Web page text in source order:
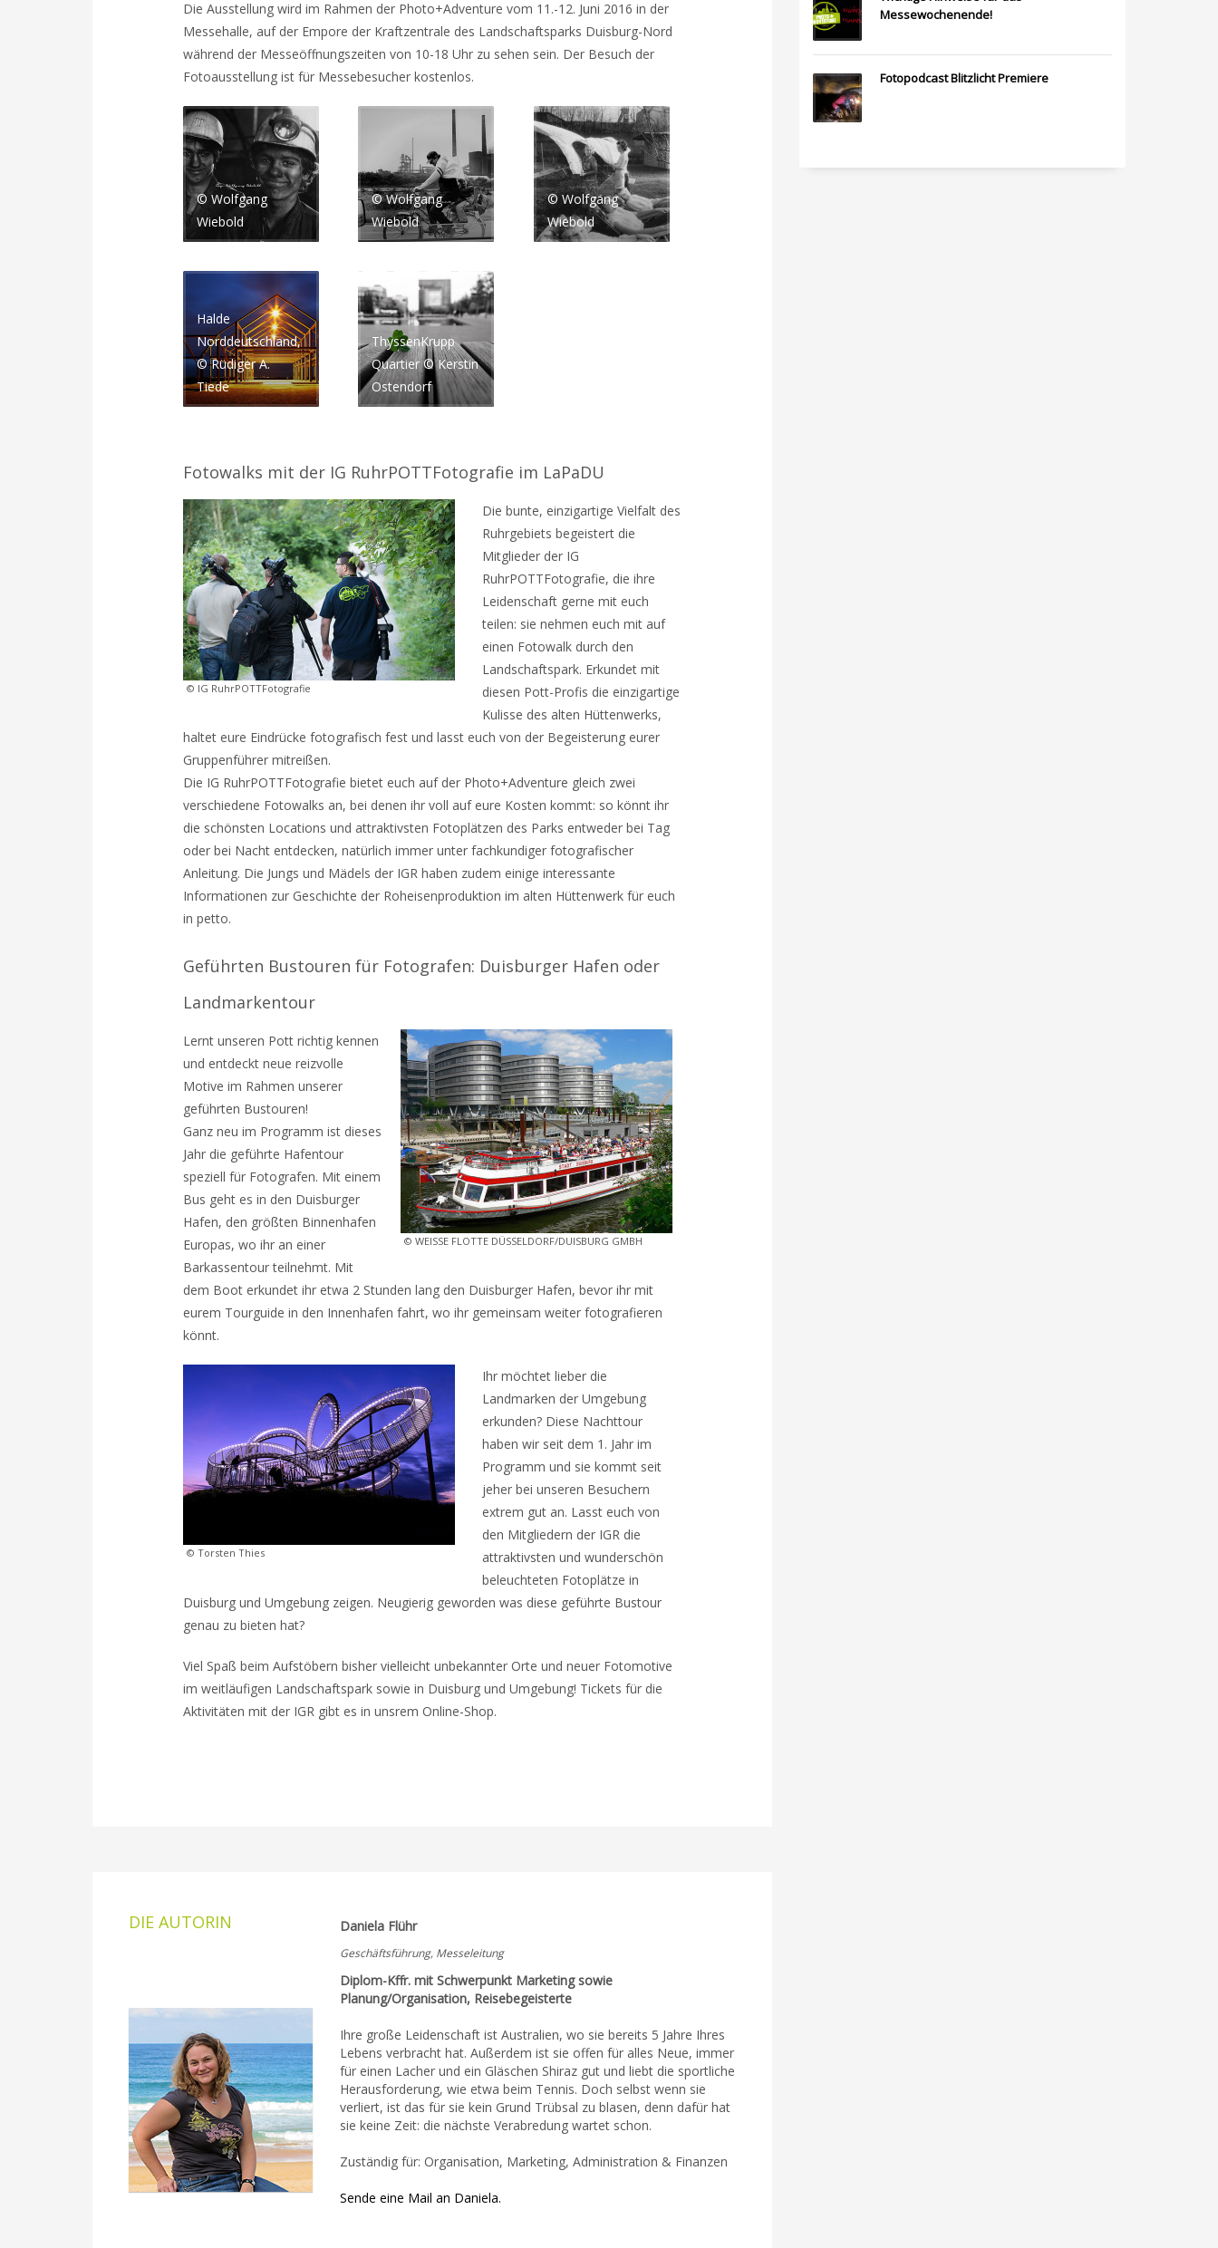
Die Ausstellung wird im Rahmen der Photo+Adventure vom 11.-12. Juni 2016 in der
Messehalle, auf der Empore der Kraftzentrale des Landschaftsparks Duisburg-Nord
während der Messeöffnungszeiten von 10-18 Uhr zu sehen sein. Der Besuch der
Fotoausstellung ist für Messebesucher kostenlos.
© Wolfgang
Wiebold
© Wolfgang
Wiebold
© Wolfgang
Wiebold
Halde
Norddeutschland,
© Rüdiger A.
Tiede
ThyssenKrupp
Quartier © Kerstin
Ostendorf
Fotowalks mit der IG RuhrPOTTFotografie im LaPaDU
© IG RuhrPOTTFotografie
Die bunte, einzigartige Vielfalt des
Ruhrgebiets begeistert die
Mitglieder der IG
RuhrPOTTFotografie, die ihre
Leidenschaft gerne mit euch
teilen: sie nehmen euch mit auf
einen Fotowalk durch den
Landschaftspark. Erkundet mit
diesen Pott-Profis die einzigartige
Kulisse des alten Hüttenwerks,
haltet eure Eindrücke fotografisch fest und lasst euch von der Begeisterung eurer
Gruppenführer mitreißen.
Die IG RuhrPOTTFotografie bietet euch auf der Photo+Adventure gleich zwei
verschiedene Fotowalks an, bei denen ihr voll auf eure Kosten kommt: so könnt ihr
die schönsten Locations und attraktivsten Fotoplätzen des Parks entweder bei Tag
oder bei Nacht entdecken, natürlich immer unter fachkundiger fotografischer
Anleitung. Die Jungs und Mädels der IGR haben zudem einige interessante
Informationen zur Geschichte der Roheisenproduktion im alten Hüttenwerk für euch
in petto.
Geführten Bustouren für Fotografen: Duisburger Hafen oder
Landmarkentour
© WEISSE FLOTTE DÜSSELDORF/DUISBURG GMBH
Lernt unseren Pott richtig kennen
und entdeckt neue reizvolle
Motive im Rahmen unserer
geführten Bustouren!
Ganz neu im Programm ist dieses
Jahr die geführte Hafentour
speziell für Fotografen. Mit einem
Bus geht es in den Duisburger
Hafen, den größten Binnenhafen
Europas, wo ihr an einer
Barkassentour teilnehmt. Mit
dem Boot erkundet ihr etwa 2 Stunden lang den Duisburger Hafen, bevor ihr mit
eurem Tourguide in den Innenhafen fahrt, wo ihr gemeinsam weiter fotografieren
könnt.
© Torsten Thies
Ihr möchtet lieber die
Landmarken der Umgebung
erkunden? Diese Nachttour
haben wir seit dem 1. Jahr im
Programm und sie kommt seit
jeher bei unseren Besuchern
extrem gut an. Lasst euch von
den Mitgliedern der IGR die
attraktivsten und wunderschön
beleuchteten Fotoplätze in
Duisburg und Umgebung zeigen. Neugierig geworden was diese geführte Bustour
genau zu bieten hat?
Viel Spaß beim Aufstöbern bisher vielleicht unbekannter Orte und neuer Fotomotive
im weitläufigen Landschaftspark sowie in Duisburg und Umgebung! Tickets für die
Aktivitäten mit der IGR gibt es in unsrem Online-Shop.
DIE AUTORIN Daniela Flühr
Geschäftsführung, Messeleitung
Diplom-Kffr. mit Schwerpunkt Marketing sowie
Planung/Organisation, Reisebegeisterte
Ihre große Leidenschaft ist Australien, wo sie bereits 5 Jahre Ihres
Lebens verbracht hat. Außerdem ist sie offen für alles Neue, immer
für einen Lacher und ein Gläschen Shiraz gut und liebt die sportliche
Herausforderung, wie etwa beim Tennis. Doch selbst wenn sie
verliert, ist das für sie kein Grund Trübsal zu blasen, denn dafür hat
sie keine Zeit: die nächste Verabredung wartet schon.
Zuständig für: Organisation, Marketing, Administration & Finanzen
Sende eine Mail an Daniela.
Messewochenende!
Fotopodcast Blitzlicht Premiere